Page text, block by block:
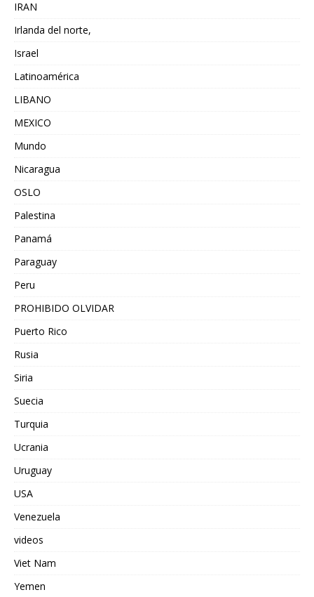
IRAN
Irlanda del norte,
Israel
Latinoamérica
LIBANO
MEXICO
Mundo
Nicaragua
OSLO
Palestina
Panamá
Paraguay
Peru
PROHIBIDO OLVIDAR
Puerto Rico
Rusia
Siria
Suecia
Turquia
Ucrania
Uruguay
USA
Venezuela
videos
Viet Nam
Yemen